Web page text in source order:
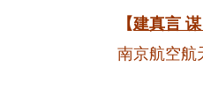
【建真言
南京航空航天